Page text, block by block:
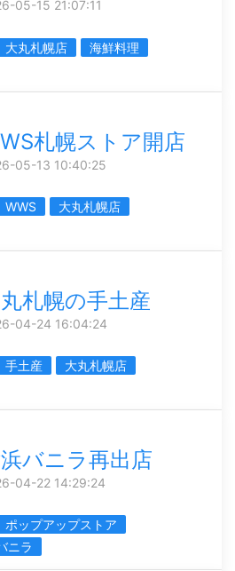
05-15 21:07:11
大丸札幌店
海鮮料理
札幌ストア開店
05-13 10:40:25
WWS
大丸札幌店
札幌の手土産
04-24 16:04:24
手土産
大丸札幌店
バニラ再出店
04-22 14:29:24
ポップアップストア
ニラ